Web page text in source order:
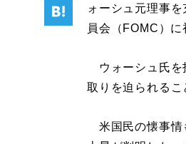
ォーシュ元理事
員会（FOMC）に
ウォーシュ氏を
取りを迫られるこ
米国民の懐事情